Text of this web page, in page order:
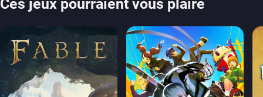
Ces jeux pourraient vous plaire